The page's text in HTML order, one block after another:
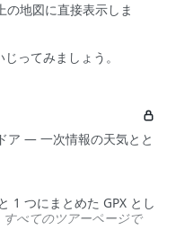
の地図に直接表示しま
ってみましょう。
ア — 一次情報の天気とと
1 つにまとめた GPX とし
すべてのツアーページで